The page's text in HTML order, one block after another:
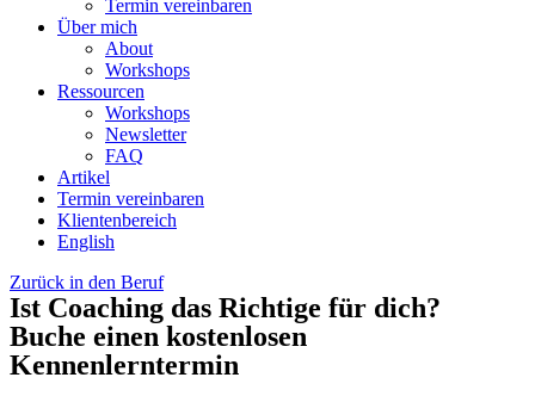
Termin vereinbaren
Über mich
About
Workshops
Ressourcen
Workshops
Newsletter
FAQ
Artikel
Termin vereinbaren
Klientenbereich
English
Zurück in den Beruf
Ist Coaching das Richtige für dich?
Buche einen kostenlosen
Kennenlerntermin